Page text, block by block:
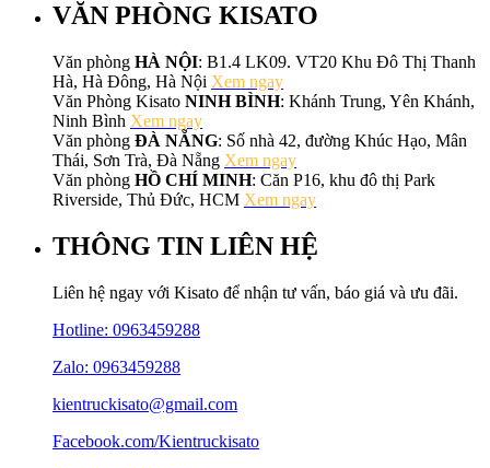
VĂN PHÒNG KISATO
Văn phòng HÀ NỘI: B1.4 LK09. VT20 Khu Đô Thị Thanh
Hà, Hà Đông, Hà Nội Xem ngay
Văn Phòng Kisato NINH BÌNH: Khánh Trung, Yên Khánh,
Ninh Bình Xem ngay
Văn phòng ĐÀ NẴNG: Số nhà 42, đường Khúc Hạo, Mân
Thái, Sơn Trà, Đà Nẵng Xem ngay
Văn phòng HỒ CHÍ MINH: Căn P16, khu đô thị Park
Riverside, Thủ Đức, HCM Xem ngay
THÔNG TIN LIÊN HỆ
Liên hệ ngay với Kisato để nhận tư vấn, báo giá và ưu đãi.
Hotline: 0963459288
Zalo: 0963459288
kientruckisato@gmail.com
Facebook.com/Kientruckisato